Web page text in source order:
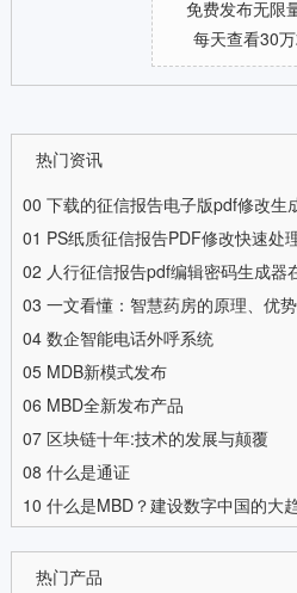
免费发布无限
每天查看30
热门资讯
00 下载的征信报告电子版pdf修改生
01 PS纸质征信报告PDF修改快速处
02 人行征信报告pdf编辑密码生成器
03 一文看懂：智慧药房的原理、优
04 数企智能电话外呼系统
05 MDB新模式发布
06 MBD全新发布产品
07 区块链十年:技术的发展与颠覆
08 什么是通证
10 什么是MBD？建设数字中国的大
热门产品